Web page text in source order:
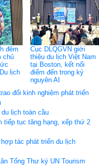
đêm
chủ
lịch
Cục DLQGVN giới
thiệu du lịch Việt Nam
tại Boston, kết nối
điểm đến trong kỷ
nguyên AI
đổi kinh nghiệm phát triển
lịch toàn cầu
tiếp tục tăng hạng, xếp thứ 2
tác phát triển du lịch
Tổng Thư ký UN Tourism